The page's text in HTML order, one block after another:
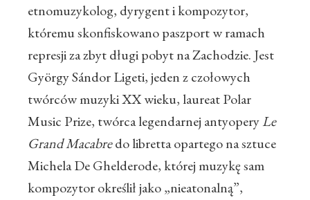
etnomuzykolog, dyrygent i kompozytor,
któremu skonfiskowano paszport w ramach
represji za zbyt długi pobyt na Zachodzie. Jest
György Sándor Ligeti, jeden z czołowych
twórców muzyki XX wieku, laureat Polar
Music Prize, twórca legendarnej antyoperyLe
Grand Macabredo libretta opartego na sztuce
Michela De Ghelderode, której muzykę sam
kompozytor określił jako „nieatonalną”,